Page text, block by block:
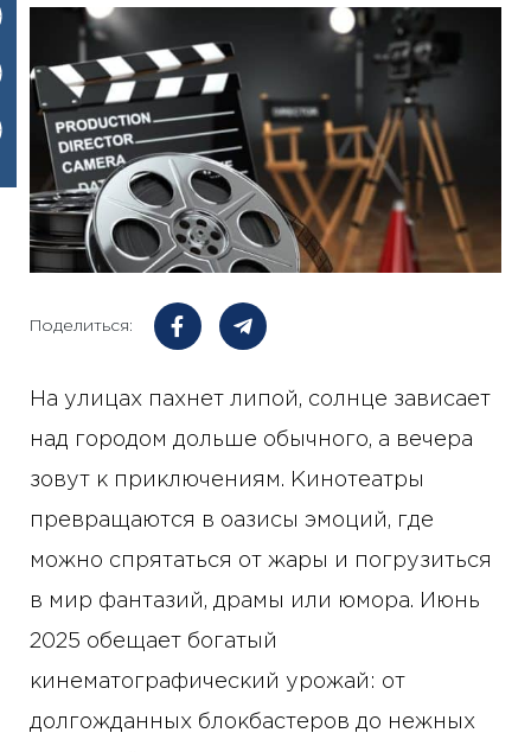
Поделиться:
На улицах пахнет липой, солнце зависает
над городом дольше обычного, а вечера
зовут к приключениям. Кинотеатры
превращаются в оазисы эмоций, где
можно спрятаться от жары и погрузиться
в мир фантазий, драмы или юмора. Июнь
2025 обещает богатый
кинематографический урожай: от
долгожданных блокбастеров до нежных